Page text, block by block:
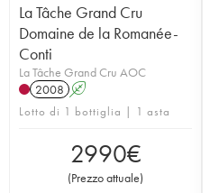
La Tâche Grand Cru
Domaine de la Romanée-
Conti
La Tâche Grand Cru AOC
2008 A
Lotto di 1 bottiglia | 1 asta
2990€
(Prezzo attuale)